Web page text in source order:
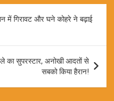
में गिरावट और घने कोहरे ने बढ़ाई
का सुपरस्टार, अनोखी आदतों से
सबको किया हैरान!